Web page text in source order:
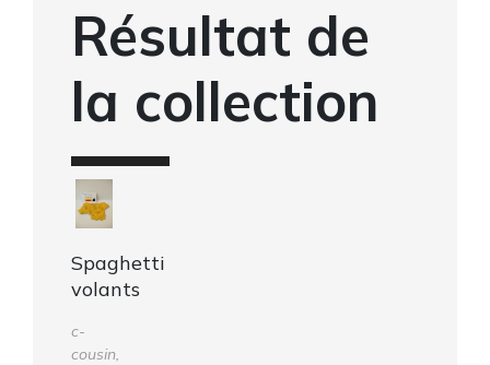
Résultat de
la collection
Spaghetti
volants
c-
cousin,